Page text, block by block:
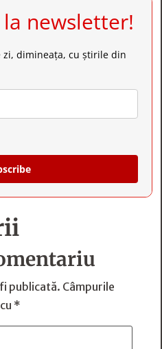
newsletter!
dimineața, cu știrile din
publicată. Câmpurile
*